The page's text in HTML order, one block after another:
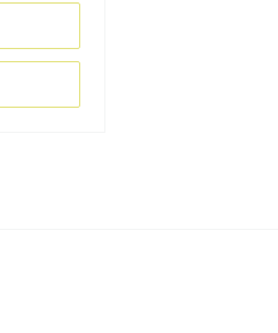
NOVA JANELA))